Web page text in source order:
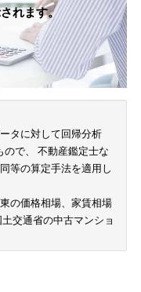
れます。
タに対して回帰分析
ので、 不動産鑑定士な
等の算定手法を適用し
の価格相場、家賃相場
交通省の中古マンショ